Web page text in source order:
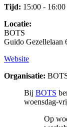
Tijd: 15:00 - 16:00
Locatie:
BOTS
Guido Gezellelaan
Website
Organisatie:
Bij BOTS
woensdag-
Op